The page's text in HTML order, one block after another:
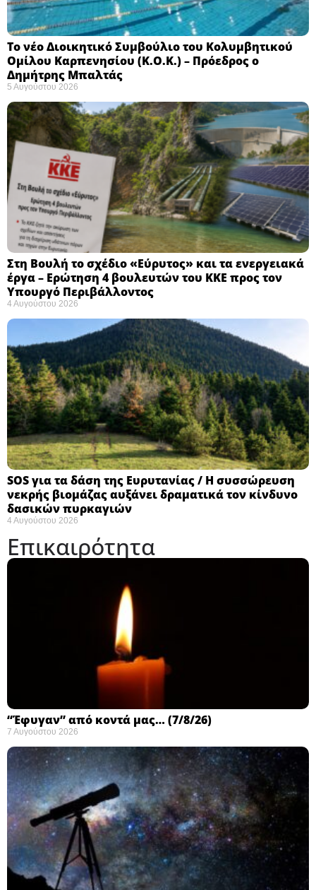
Το νέο Διοικητικό Συμβούλιο του Κολυμβητικού
Ομίλου Καρπενησίου (Κ.Ο.Κ.) – Πρόεδρος ο
Δημήτρης Μπαλτάς
5 Αυγούστου 2026
Στη Βουλή το σχέδιο «Εύρυτος» και τα ενεργειακά
έργα – Ερώτηση 4 βουλευτών του ΚΚΕ προς τον
Υπουργό Περιβάλλοντος
4 Αυγούστου 2026
SOS για τα δάση της Ευρυτανίας / Η συσσώρευση
νεκρής βιομάζας αυξάνει δραματικά τον κίνδυνο
δασικών πυρκαγιών
4 Αυγούστου 2026
Επικαιρότητα
“Έφυγαν” από κοντά μας… (7/8/26)
7 Αυγούστου 2026